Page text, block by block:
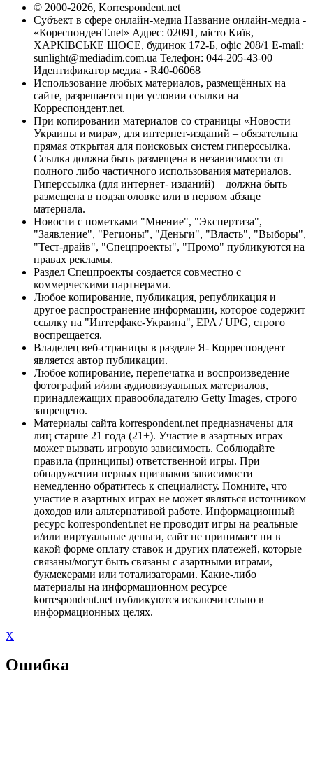
© 2000-2026, Korrespondent.net
Субъект в сфере онлайн-медиа Название онлайн-медиа -
«КореспонденТ.net» Адрес: 02091, місто Київ,
ХАРКІВСЬКЕ ШОСЕ, будинок 172-Б, офіс 208/1 E-mail:
sunlight@mediadim.com.ua Телефон: 044-205-43-00
Идентификатор медиа - R40-06068
Использование любых материалов, размещённых на
сайте, разрешается при условии ссылки на
Корреспондент.net.
При копировании материалов со страницы «Новости
Украины и мира», для интернет-изданий – обязательна
прямая открытая для поисковых систем гиперссылка.
Ссылка должна быть размещена в независимости от
полного либо частичного использования материалов.
Гиперссылка (для интернет- изданий) – должна быть
размещена в подзаголовке или в первом абзаце
материала.
Новости с пометками "Мнение", "Экспертиза",
"Заявление", "Регионы", "Деньги", "Власть", "Выборы",
"Тест-драйв", "Спецпроекты", "Промо" публикуются на
правах рекламы.
Раздел Спецпроекты создается совместно с
коммерческими партнерами.
Любое копирование, публикация, републикация и
другое распространение информации, которое содержит
ссылку на "Интерфакс-Украина", EPA / UPG, строго
воспрещается.
Владелец веб-страницы в разделе Я- Корреспондент
является автор публикации.
Любое копирование, перепечатка и воспроизведение
фотографий и/или аудиовизуальных материалов,
принадлежащих правообладателю Getty Images, строго
запрещено.
Материалы сайта korrespondent.net предназначены для
лиц старше 21 года (21+). Участие в азартных играх
может вызвать игровую зависимость. Соблюдайте
правила (принципы) ответственной игры. При
обнаружении первых признаков зависимости
немедленно обратитесь к специалисту. Помните, что
участие в азартных играх не может являться источником
доходов или альтернативой работе. Информационный
ресурс korrespondent.net не проводит игры на реальные
и/или виртуальные деньги, сайт не принимает ни в
какой форме оплату ставок и других платежей, которые
связаны/могут быть связаны с азартными играми,
букмекерами или тотализаторами. Какие-либо
материалы на информационном ресурсе
korrespondent.net публикуются исключительно в
информационных целях.
X
Ошибка